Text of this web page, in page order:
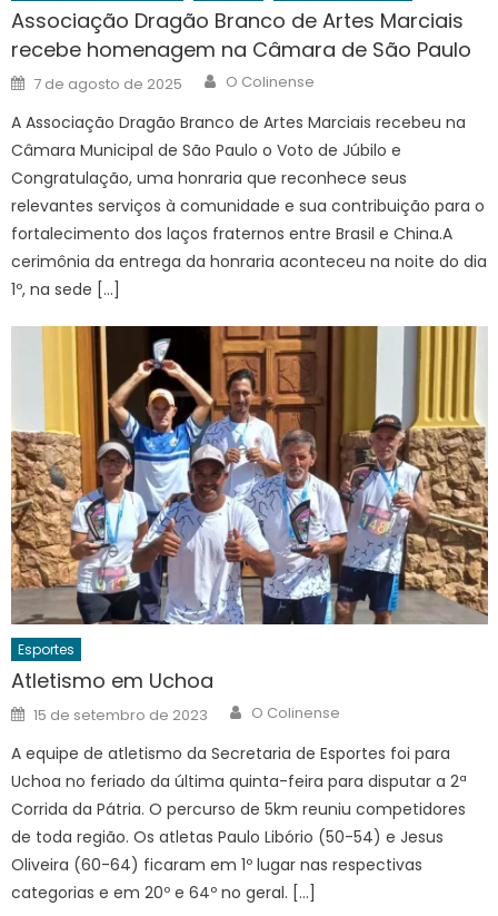
Associação Dragão Branco de Artes Marciais
recebe homenagem na Câmara de São Paulo
Posted
on
7 de agosto de 2025 Author
O Colinense
A Associação Dragão Branco de Artes Marciais recebeu na
Câmara Municipal de São Paulo o Voto de Júbilo e
Congratulação, uma honraria que reconhece seus
relevantes serviços à comunidade e sua contribuição para o
fortalecimento dos laços fraternos entre Brasil e China.A
cerimônia da entrega da honraria aconteceu na noite do dia
1º, na sede […]
Esportes
Atletismo em Uchoa
Posted
on
15 de setembro de 2023 Author
O Colinense
A equipe de atletismo da Secretaria de Esportes foi para
Uchoa no feriado da última quinta-feira para disputar a 2ª
Corrida da Pátria. O percurso de 5km reuniu competidores
de toda região. Os atletas Paulo Libório (50-54) e Jesus
Oliveira (60-64) ficaram em 1º lugar nas respectivas
categorias e em 20º e 64º no geral. […]